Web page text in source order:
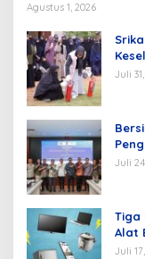
Agustus 1, 2026
Juli
Juli
Tiga
Alat
Juli